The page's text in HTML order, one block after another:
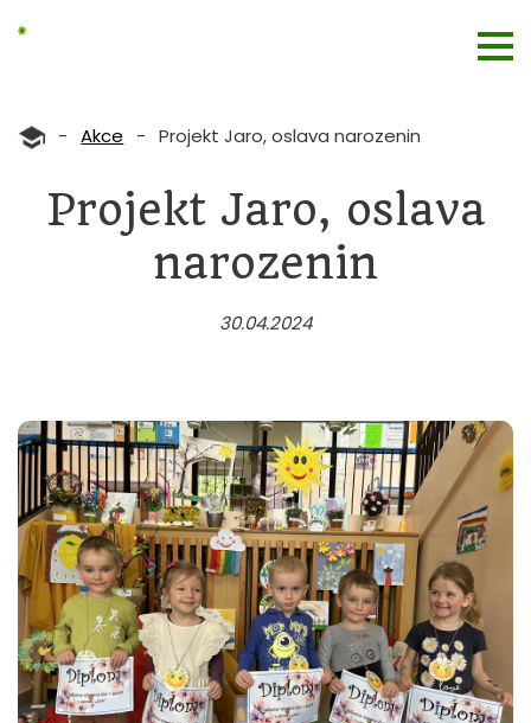
- Akce - Projekt Jaro, oslava narozenin
Projekt Jaro, oslava
narozenin
30.04.2024